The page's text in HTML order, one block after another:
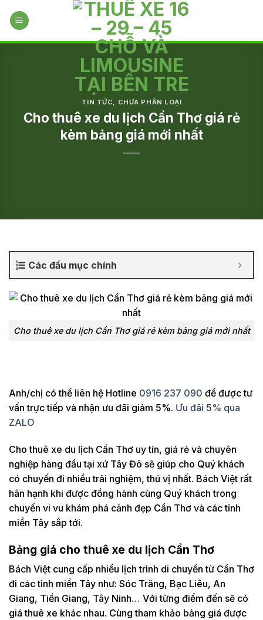
TIN TỨC, CHƯA PHÂN LOẠI
Cho thuê xe du lịch Cần Thơ giá rẻ
kèm bảng giá mới nhất
Các đầu mục chính
Cho thuê xe du lịch Cần Thơ giá rẻ kèm bảng giá mới nhất
Anh/chị có thể liên hệ Hotline 0916 237 090 để được tư
vấn trực tiếp và nhận ưu đãi giảm 5%. Ưu đãi 5% qua
ZALO
Cho thuê xe du lịch Cần Thơ uy tín, giá rẻ và chuyên
nghiệp hàng đầu tại xứ Tây Đô sẽ giúp cho Quý khách
có chuyến đi nhiều trải nghiệm, thú vị nhất. Bách Việt rất
hân hạnh khi được đồng hành cùng Quý khách trong
chuyến vi vu khám phá cảnh đẹp Cần Thơ và các tỉnh
miền Tây sắp tới.
Bảng giá cho thuê xe du lịch Cần Thơ
Bách Việt cung cấp nhiều lịch trình di chuyển từ Cần Thơ
đi các tỉnh miền Tây như: Sóc Trăng, Bạc Liêu, An
Giang, Tiền Giang, Tây Ninh… Với từng điểm đến sẽ có
giá thuê xe khác nhau. Cùng tham khảo bảng giá được